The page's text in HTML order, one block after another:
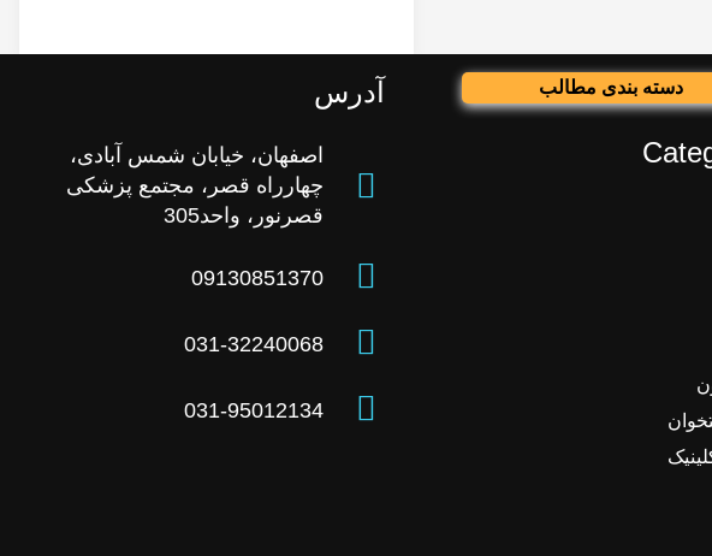
دسته بندی مطالب آدرس
اصفهان، خیابان شمس آبادی،
چهارراه قصر، مجتمع پزشکی
قصرنور، واحد305
09130851370
031-32240068
031-95012134